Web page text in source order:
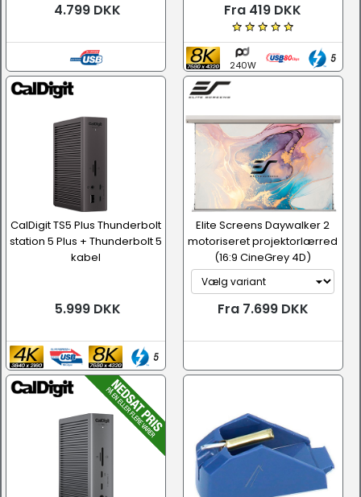
4.799 DKK Fra 419 DKK
240W
CalDigit TS5 Plus Thunderbolt
station 5 Plus + Thunderbolt 5
kabel
5.999 DKK
Elite Screens Daywalker 2
motoriseret projektorlærred
(16:9 CineGrey 4D)
Fra 7.699 DKK